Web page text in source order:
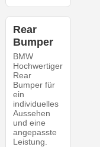
Rear
Bumper
BMW
Hochwertiger
Rear
Bumper für
ein
individuelles
Aussehen
und eine
angepasste
Leistung.